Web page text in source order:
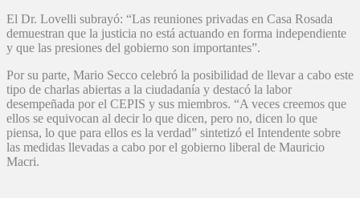
El Dr. Lovelli subrayó: “Las reuniones privadas en Casa Rosada
demuestran que la justicia no está actuando en forma independiente
y que las presiones del gobierno son importantes”.
Por su parte, Mario Secco celebró la posibilidad de llevar a cabo este
tipo de charlas abiertas a la ciudadanía y destacó la labor
desempeñada por el CEPIS y sus miembros. “A veces creemos que
ellos se equivocan al decir lo que dicen, pero no, dicen lo que
piensa, lo que para ellos es la verdad” sintetizó el Intendente sobre
las medidas llevadas a cabo por el gobierno liberal de Mauricio
Macri.